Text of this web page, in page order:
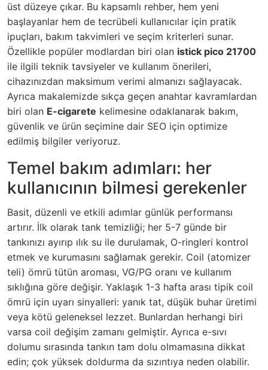
üst düzeye çıkar. Bu kapsamlı rehber, hem yeni
başlayanlar hem de tecrübeli kullanıcılar için pratik
ipuçları, bakım takvimleri ve seçim kriterleri sunar.
Özellikle popüler modlardan biri olan istick pico 21700
ile ilgili teknik tavsiyeler ve kullanım önerileri,
cihazınızdan maksimum verimi almanızı sağlayacak.
Ayrıca makalemizde sıkça geçen anahtar kavramlardan
biri olan E-cigarete kelimesine odaklanarak bakım,
güvenlik ve ürün seçimine dair SEO için optimize
edilmiş bilgiler veriyoruz.
Temel bakım adımları: her
kullanıcının bilmesi gerekenler
Basit, düzenli ve etkili adımlar günlük performansı
artırır. İlk olarak tank temizliği; her 5-7 günde bir
tankınızı ayırıp ılık su ile durulamak, O-ringleri kontrol
etmek ve kurumasını sağlamak gerekir. Coil (atomizer
teli) ömrü tütün aroması, VG/PG oranı ve kullanım
sıklığına göre değişir. Yaklaşık 1-3 hafta arası tipik coil
ömrü için uyarı sinyalleri: yanık tat, düşük buhar üretimi
veya kötü geleneksel lezzet. Bunlardan herhangi biri
varsa coil değişim zamanı gelmiştir. Ayrıca e-sıvı
dolumu sırasında tankın tam dolu olmamasına dikkat
edin; çok yüksek doldurma da sızıntıya neden olabilir.